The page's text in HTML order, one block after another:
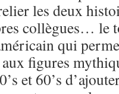
les deux
collègues… le
qui
figures
et 60’s